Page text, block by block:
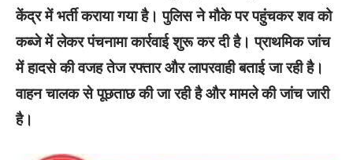
केंद्र में भर्ती कराया गया है। पुलिस ने मौके पर पहुंचकर शव को
कब्जे में लेकर पंचनामा कार्रवाई शुरू कर दी है। प्राथमिक जांच
में हादसे की वजह तेज रफ्तार और लापरवाही बताई जा रही है।
वाहन चालक से पूछताछ की जा रही है और मामले की जांच जारी
है।